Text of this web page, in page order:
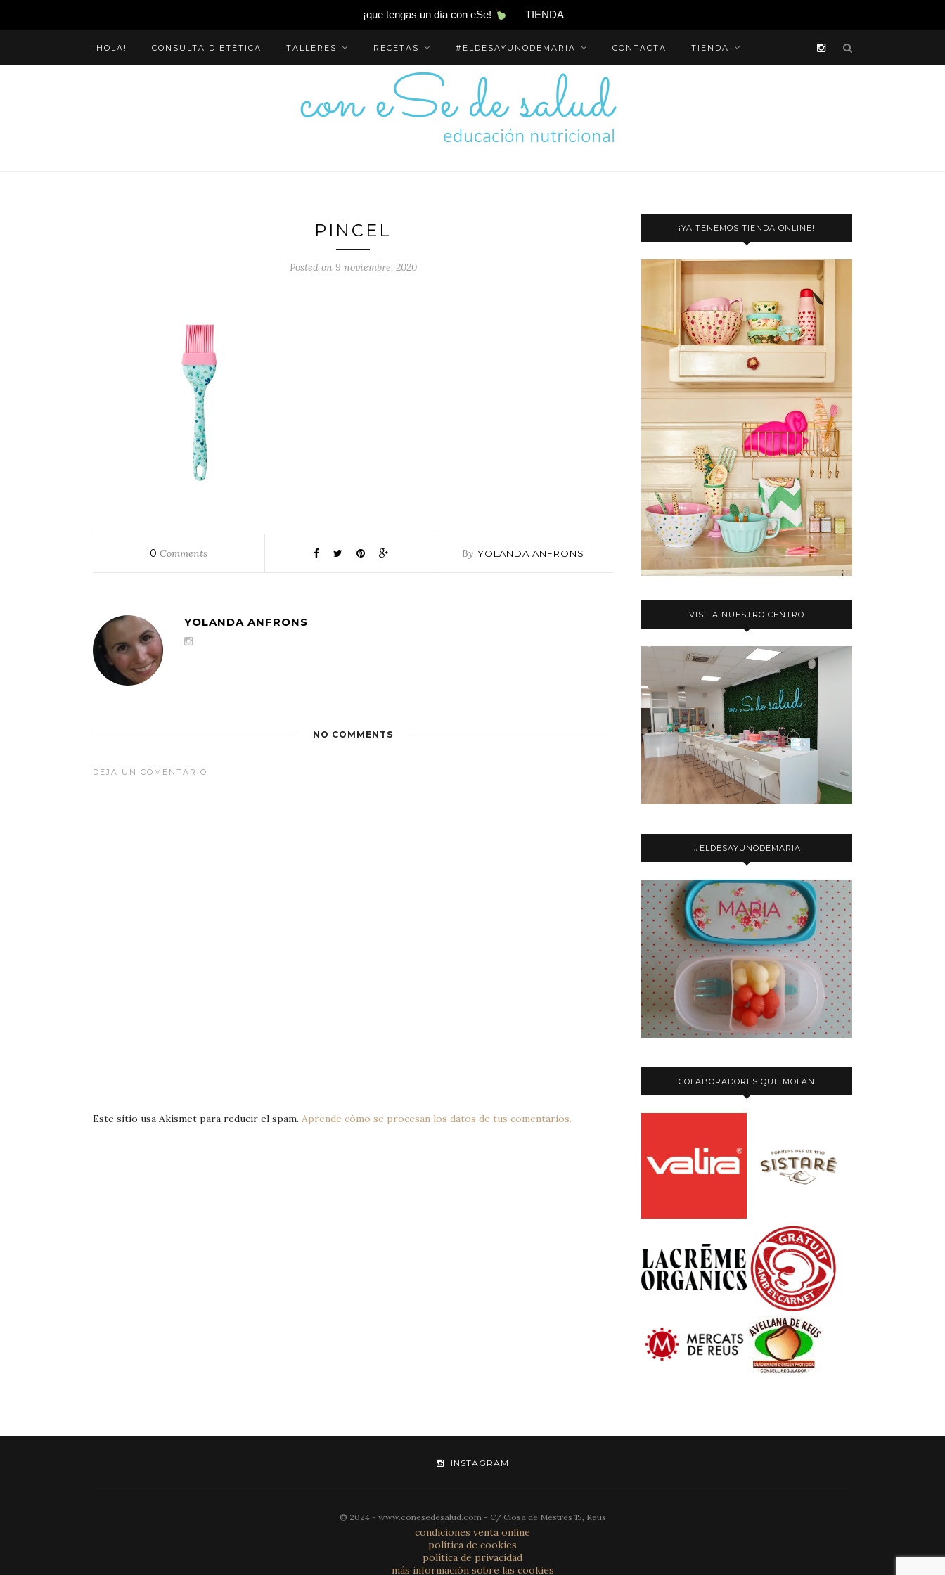
¡que tengas un día con eSe! TIENDA
¡HOLA! CONSULTA DIETÉTICA TALLERES RECETAS #ELDESAYUNODEMARIA CONTACTA TIENDA
PINCEL
Posted on 9 noviembre, 2020
0 Comments By YOLANDA ANFRONS
YOLANDA ANFRONS
NO COMMENTS
DEJA UN COMENTARIO
Este sitio usa Akismet para reducir el spam. Aprende cómo se procesan los datos de tus comentarios.
¡YA TENEMOS TIENDA ONLINE!
VISITA NUESTRO CENTRO
#ELDESAYUNODEMARIA
COLABORADORES QUE MOLAN
INSTAGRAM
© 2024 - www.conesedesalud.com - C/ Closa de Mestres 15, Reus
condiciones venta online
política de cookies
política de privacidad
más información sobre las cookies